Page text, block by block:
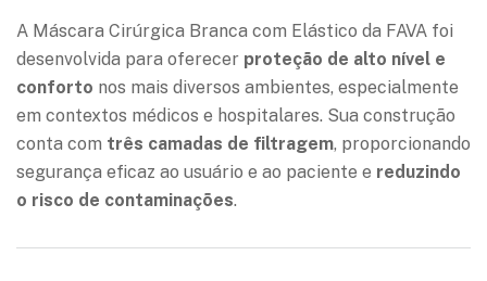
A Máscara Cirúrgica Branca com Elástico da FAVA foi
desenvolvida para oferecer proteção de alto nível e
conforto nos mais diversos ambientes, especialmente
em contextos médicos e hospitalares. Sua construção
conta com três camadas de filtragem, proporcionando
segurança eficaz ao usuário e ao paciente e reduzindo
o risco de contaminações.